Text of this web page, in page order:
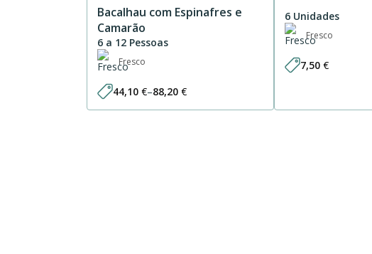
Bacalhau com Espinafres e
Camarão
6 a 12 Pessoas
Fresco
44,10 €–88,20 €
Price
range:
6 Unidades
Fresco
7,50 €